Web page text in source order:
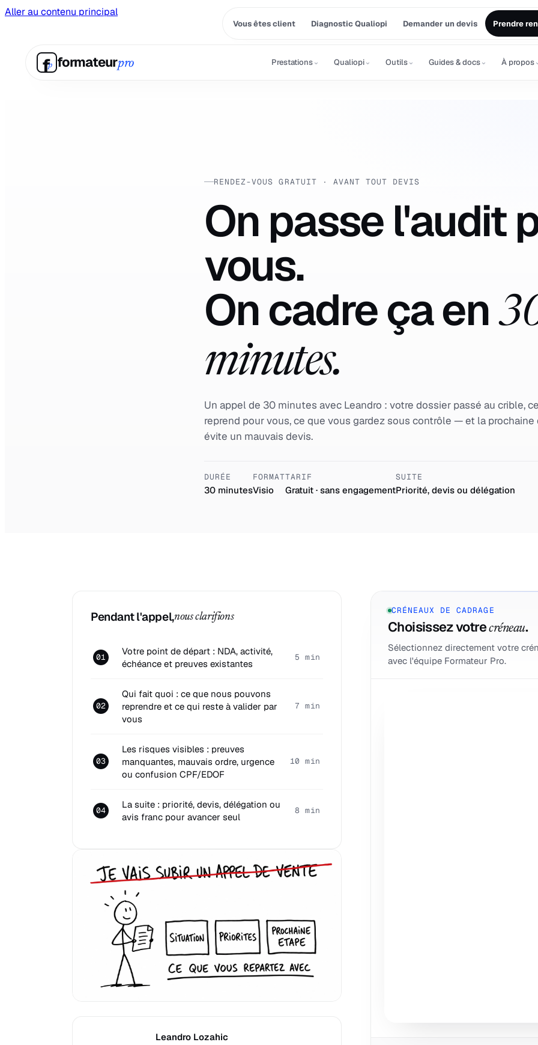
Aller au contenu principal
Vous êtes client Diagnostic Qualiopi Demander un devis Prendre
fp formateurpro Prestations⌄ Qualiopi⌄ Outils⌄ Guides & docs⌄ À propos
RENDEZ-VOUS GRATUIT · AVANT TOUT DEVIS
On passe l'audit
vous.
On cadre ça en
minutes.
Un appel de 30 minutes avec Leandro : votre dossier passé au crible,
reprend pour vous, ce que vous gardez sous contrôle — et la prochaine
évite un mauvais devis.
DURÉE
30 minutes
FORMAT
Visio
TARIF
Gratuit · sans engagement
SUITE
Priorité, devis ou délégation
Pendant l'appel,nous clarifions
01
Votre point de départ : NDA, activité,
échéance et preuves existantes
5 min
02
Qui fait quoi : ce que nous pouvons
reprendre et ce qui reste à valider par
vous
7 min
03
Les risques visibles : preuves
manquantes, mauvais ordre, urgence
ou confusion CPF/EDOF
10 min
04
La suite : priorité, devis, délégation ou
avis franc pour avancer seul
8 min
Leandro Lozahic
CRÉNEAUX DE CADRAGE
Choisissez votrecréneau.
Sélectionnez directement votre
avec l'équipe Formateur Pro.